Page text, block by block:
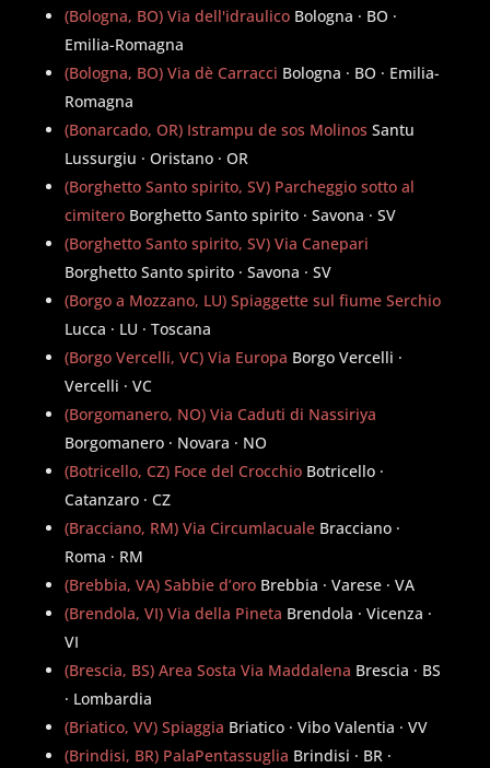
(Bologna, BO) Via dell'idraulico Bologna · BO ·
Emilia-Romagna
(Bologna, BO) Via dè Carracci Bologna · BO · Emilia-
Romagna
(Bonarcado, OR) Istrampu de sos Molinos Santu
Lussurgiu · Oristano · OR
(Borghetto Santo spirito, SV) Parcheggio sotto al
cimitero Borghetto Santo spirito · Savona · SV
(Borghetto Santo spirito, SV) Via Canepari
Borghetto Santo spirito · Savona · SV
(Borgo a Mozzano, LU) Spiaggette sul fiume Serchio
Lucca · LU · Toscana
(Borgo Vercelli, VC) Via Europa Borgo Vercelli ·
Vercelli · VC
(Borgomanero, NO) Via Caduti di Nassiriya
Borgomanero · Novara · NO
(Botricello, CZ) Foce del Crocchio Botricello ·
Catanzaro · CZ
(Bracciano, RM) Via Circumlacuale Bracciano ·
Roma · RM
(Brebbia, VA) Sabbie d’oro Brebbia · Varese · VA
(Brendola, VI) Via della Pineta Brendola · Vicenza ·
VI
(Brescia, BS) Area Sosta Via Maddalena Brescia · BS
· Lombardia
(Briatico, VV) Spiaggia Briatico · Vibo Valentia · VV
(Brindisi, BR) PalaPentassuglia Brindisi · BR ·